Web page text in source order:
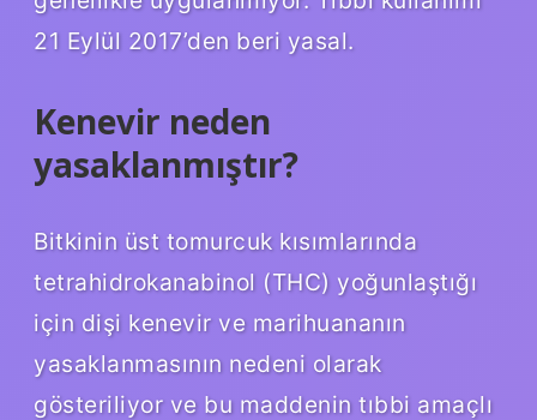
21 Eylül 2017’den beri yasal.
Kenevir neden
yasaklanmıştır?
Bitkinin üst tomurcuk kısımlarında
tetrahidrokanabinol (THC) yoğunlaştığı
için dişi kenevir ve marihuananın
yasaklanmasının nedeni olarak
gösteriliyor ve bu maddenin tıbbi amaçlı